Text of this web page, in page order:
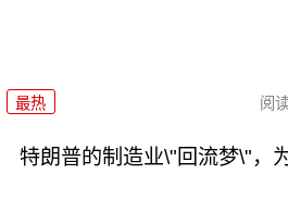
最热 阅
特朗普的制造业\"回流梦\"，